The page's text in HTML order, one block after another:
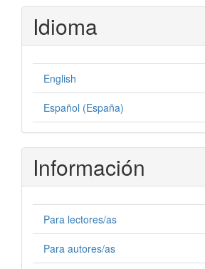
Idioma
English
Español (España)
Información
Para lectores/as
Para autores/as